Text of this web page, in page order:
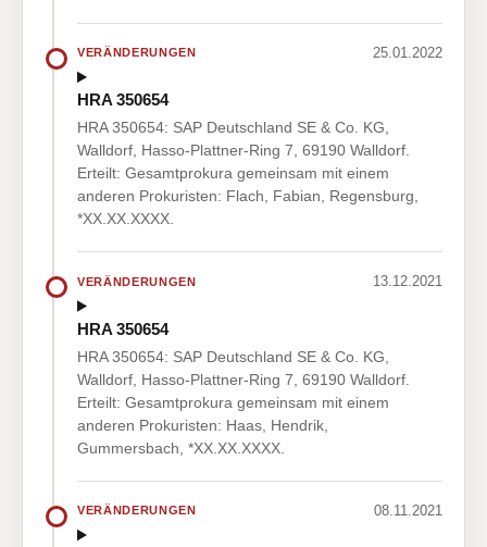
VERÄNDERUNGEN 25.01.2022
HRA 350654
HRA 350654: SAP Deutschland SE & Co. KG,
Walldorf, Hasso-Plattner-Ring 7, 69190 Walldorf.
Erteilt: Gesamtprokura gemeinsam mit einem
anderen Prokuristen: Flach, Fabian, Regensburg,
*XX.XX.XXXX.
VERÄNDERUNGEN 13.12.2021
HRA 350654
HRA 350654: SAP Deutschland SE & Co. KG,
Walldorf, Hasso-Plattner-Ring 7, 69190 Walldorf.
Erteilt: Gesamtprokura gemeinsam mit einem
anderen Prokuristen: Haas, Hendrik,
Gummersbach, *XX.XX.XXXX.
VERÄNDERUNGEN 08.11.2021